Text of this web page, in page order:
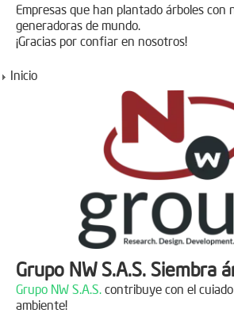
Empresas que han plantado árboles con
generadoras de mundo.
¡Gracias por confiar en nosotros!
Inicio
Grupo NW S.A.S. Siembra
Grupo NW S.A.S. contribuye con el
ambiente!